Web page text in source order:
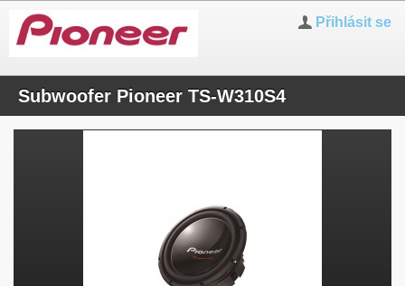
Přihlásit se
Subwoofer Pioneer TS-W310S4